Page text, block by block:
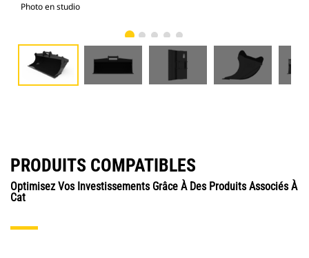
Photo en studio
PRODUITS COMPATIBLES
Optimisez Vos Investissements Grâce À Des Produits Associés À
Cat